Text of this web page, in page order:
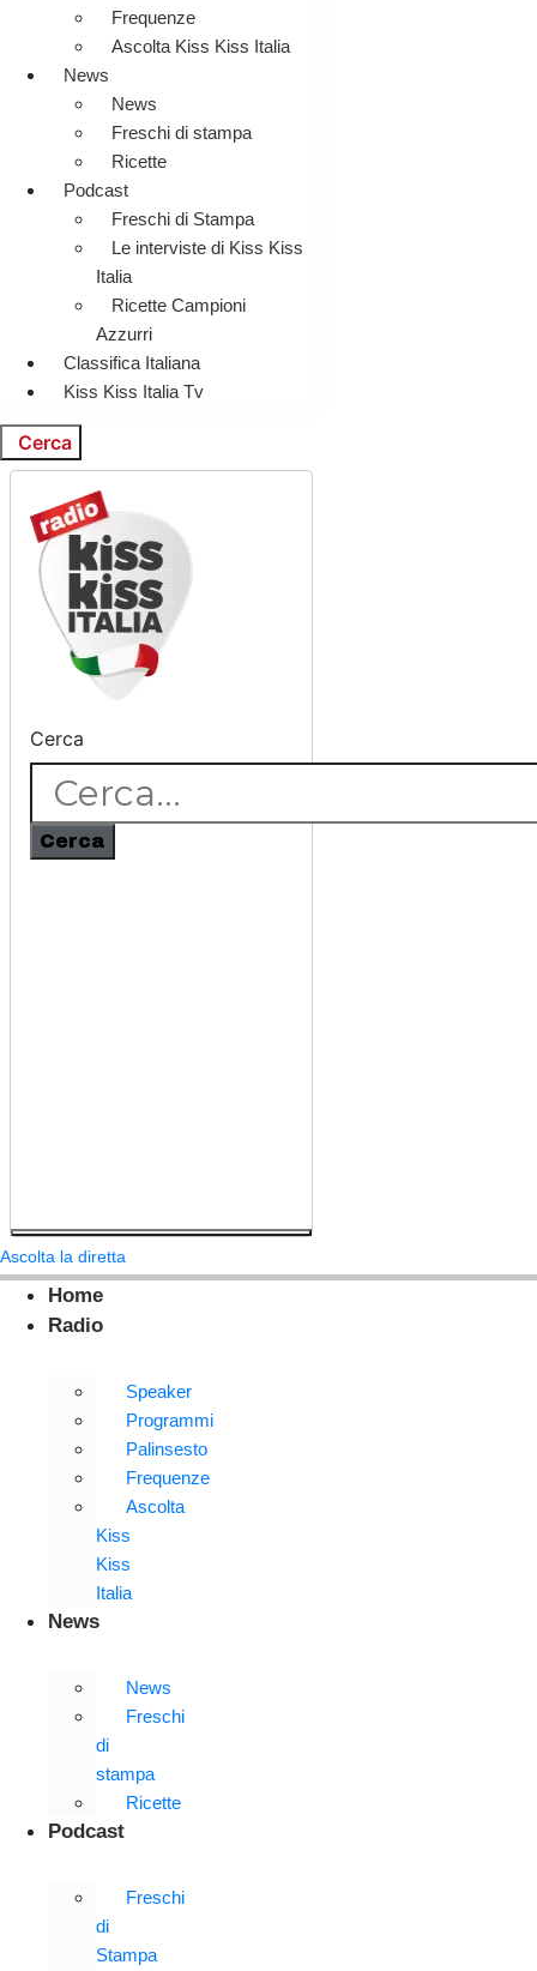
Frequenze
Ascolta Kiss Kiss Italia
News
News
Freschi di stampa
Ricette
Podcast
Freschi di Stampa
Le interviste di Kiss Kiss
Italia
Ricette Campioni
Azzurri
Classifica Italiana
Kiss Kiss Italia Tv
Cerca
Cerca
Cerca
Ascolta la diretta
Home
Radio
Speaker
Programmi
Palinsesto
Frequenze
Ascolta
Kiss
Kiss
Italia
News
News
Freschi
di
stampa
Ricette
Podcast
Freschi
di
Stampa